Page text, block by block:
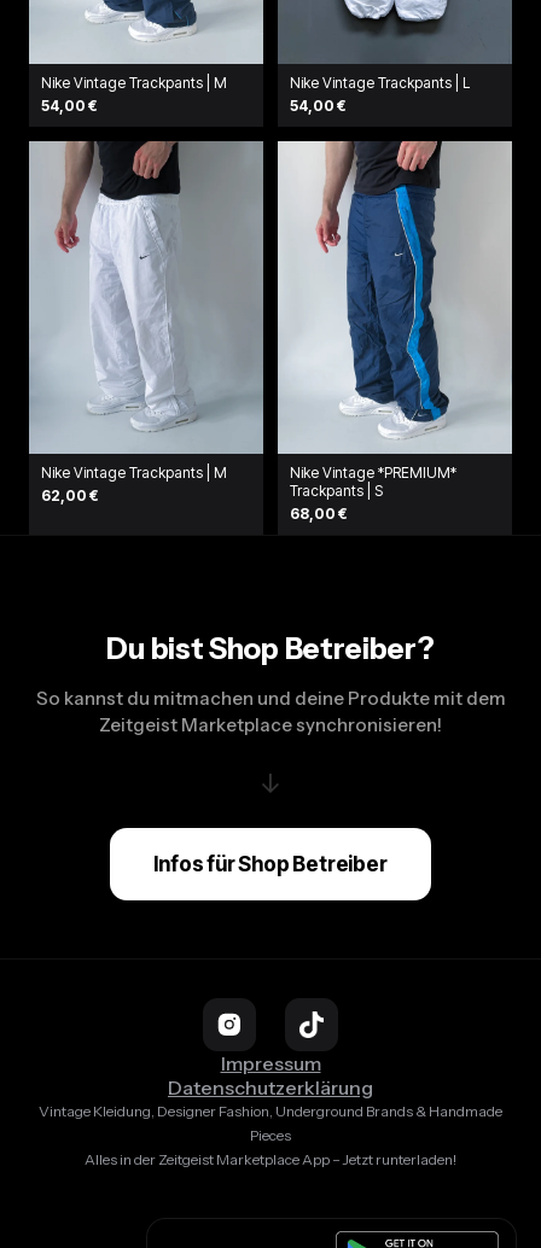
Nike Vintage Trackpants | M
54,00 €
Nike Vintage Trackpants | L
54,00 €
Nike Vintage Trackpants | M
62,00 €
Nike Vintage *PREMIUM*
Trackpants | S
68,00 €
Du bist Shop Betreiber?
So kannst du mitmachen und deine Produkte mit dem
Zeitgeist Marketplace synchronisieren!
↓
Infos für Shop Betreiber
Impressum
Datenschutzerklärung
Vintage Kleidung, Designer Fashion, Underground Brands & Handmade
Pieces
Alles in der Zeitgeist Marketplace App – Jetzt runterladen!